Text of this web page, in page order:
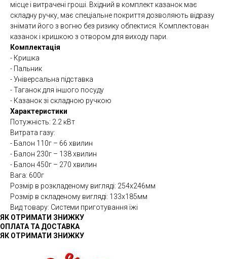
місце і витрачені гроші. Вхідний в комплект казанок має
складну ручку, має спеціальне покриття дозволяють відразу
знімати його з вогню без ризику обпектися. Комплектован
казанок і кришкою з отвором для виходу пари.
Комплектація
- Кришка
- Пальник
- Універсальна підставка
- Таганок для іншого посуду
- Казанок зі складною ручкою
Характеристики
Потужність: 2.2 кВт
Витрата газу:
- Балон 110г – 66 хвилин
- Балон 230г – 138 хвилин
- Балон 450г – 270 хвилин
Вага: 600г
Розмір в розкладеному вигляді: 254х246мм
Розмір в складеному вигляді: 133х185мм
Вид товару: Системи приготування їжі
ЯК ОТРИМАТИ ЗНИЖКУ
ОПЛАТА ТА ДОСТАВКА
ЯК ОТРИМАТИ ЗНИЖКУ